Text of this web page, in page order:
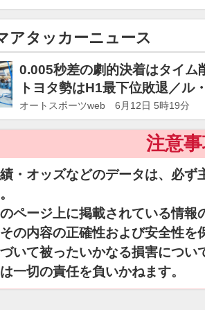
アタッカーニュース
0.005秒差の劇的決着はタイム
トヨタ勢はH1最下位敗退／ル
オートスポーツweb 6月12日 5時19分
注意
・オッズなどのデータは、必ず
ページ上に掲載されている情報
の内容の正確性および安全性
いて被ったいかなる損害につ
一切の責任を負いかねます。